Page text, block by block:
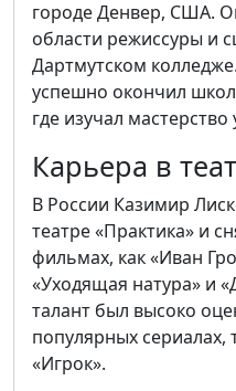
городе Денвер, США.
области режиссуры и
Дартмутском
успешно окончил
где изучал
Карьера в
В России Казимир
театре «Практика» и
фильмах, как «Иван
«Уходящая натура» и
талант был высоко
популярных сериалах,
«Игрок».